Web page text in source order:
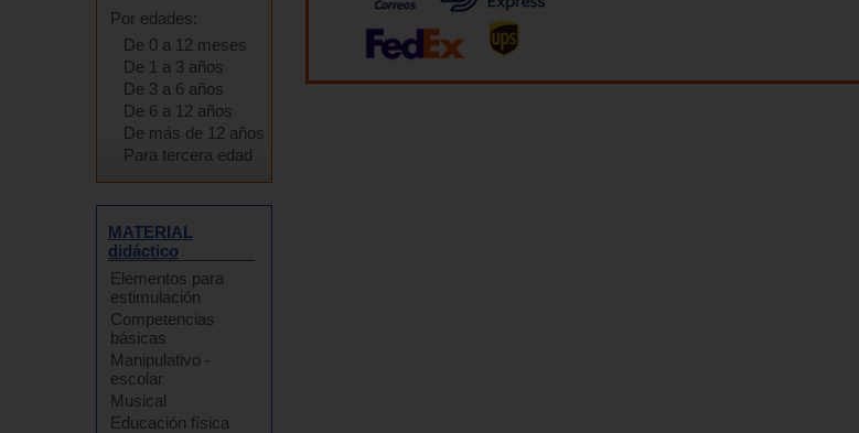
Por edades:
De 0 a 12 meses
De 1 a 3 años
De 3 a 6 años
De 6 a 12 años
De más de 12 años
Para tercera edad
MATERIAL
didáctico
Elementos para
estimulación
Competencias
básicas
Manipulativo -
escolar
Musical
Educación física